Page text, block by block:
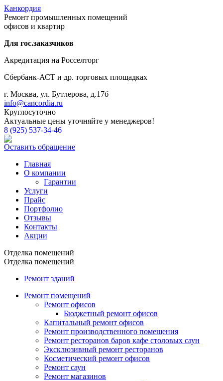
Канкордия
Ремонт промышленных помещений
офисов и квартир
Для гос.заказчиков
Акредитация на Росселторг
Сбербанк-АСТ и др. торговых площадках
г. Москва, ул. Бутлерова, д.17б
info@cancordia.ru
Круглосуточно
Актуальные цены уточняйте у менеджеров!
8 (925) 537-34-46
Оставить обращение
Главная
О компании
Гарантии
Услуги
Прайс
Портфолио
Отзывы
Контакты
Акции
Отделка помещений
Отделка помещений
Ремонт зданий
Ремонт помещений
Ремонт офисов
Бюджетный ремонт офисов
Капитальный ремонт офисов
Ремонт производственного помещения
Ремонт ресторанов баров кафе столовых саун
Эксклюзивный ремонт ресторанов
Косметический ремонт офисов
Ремонт саун
Ремонт магазинов